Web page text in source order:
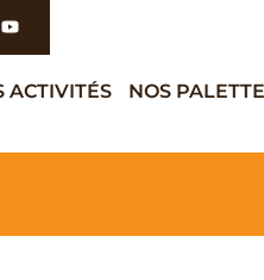
ACTIVITÉS NOS